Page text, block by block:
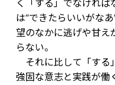
く「する」でなけれ
は“できたらいいがな
望のなかに逃げや甘え
らない。
それに比して「する
強固な意志と実践が働